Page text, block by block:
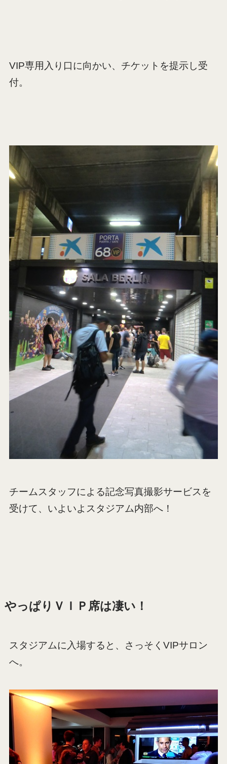
VIP専用入り口に向かい、チケットを提示し受
付。
チームスタッフによる記念写真撮影サービスを
受けて、いよいよスタジアム内部へ！
やっぱりＶＩＰ席は凄い！
スタジアムに入場すると、さっそくVIPサロン
へ。